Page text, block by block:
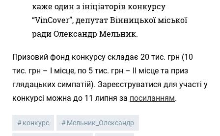
каже один з ініціаторів конкурсу
“VinCover”, депутат Вінницької міської
ради Олександр Мельник.
Призовий фонд конкурсу складає 20 тис. грн (10
тис. грн – І місце, по 5 тис. грн – ІІ місце та приз
глядацьких симпатій). Зареєструватися для участі у
конкурсі можна до 11 липня за посиланням.
конкурс Мельник_Олександр